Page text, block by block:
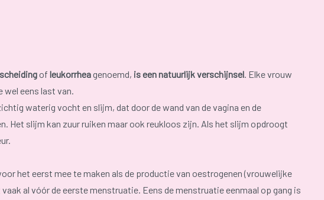
of leukorrheagenoemd, is een natuurlijk verschijnsel. Elke vrouw
wel eens last van.
waterig vocht en slijm, dat door de wand van de vagina en de
Het slijm kan zuur ruiken maar ook reukloos zijn. Als het slijm opdroogt
het eerst mee te maken als de productie van oestrogenen (vrouwelijke
al vóór de eerste menstruatie. Eens de menstruatie eenmaal op gang is